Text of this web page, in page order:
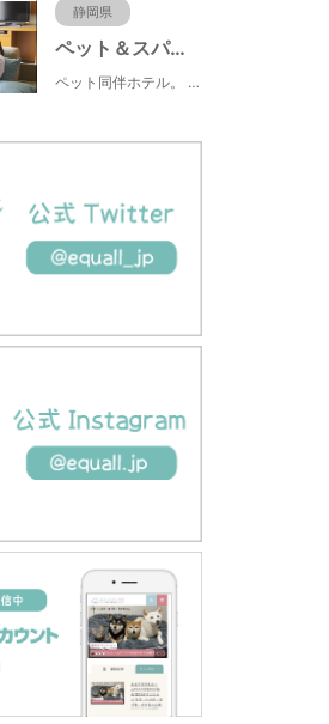
静岡県
ペット＆スパホテル伊豆高原
ペット同伴ホテル。 快適な施設と癒しの温泉、京風懐石をご堪能ください。